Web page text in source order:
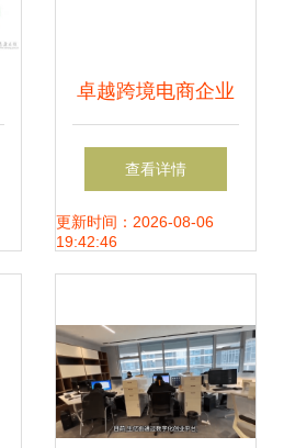
卓越跨境电商企业
的战略导航者——
顶尖咨询管理机构
查看详情
更新时间：2026-08-06
19:42:46